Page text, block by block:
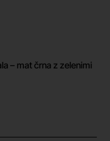
– mat črna z zelenimi